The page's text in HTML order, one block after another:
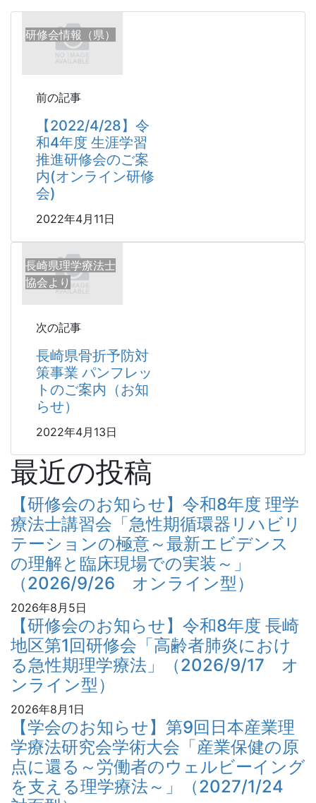
研修会情報（県）
前の記事
【2022/4/28】令
和4年度 生涯学習
推進研修会のご案
内(オンライン研修
会)
2022年4月11日
長崎県理学療法士
協会より
次の記事
長崎県骨折予防対
策事業 パンフレッ
トのご案内（お知
らせ）
2022年4月13日
最近の投稿
【研修会のお知らせ】令和8年度 理学
療法士講習会「急性期循環器リハビリ
テーションの極意～最新エビデンス
の理解と臨床現場での実装～」
（2026/9/26 オンライン型）
2026年8月5日
【研修会のお知らせ】令和8年度 長崎
地区第1回研修会「高齢者肺炎におけ
る急性期理学療法」（2026/9/17 オ
ンライン型）
2026年8月1日
【学会のお知らせ】第9回日本産業理
学療法研究会学術大会「産業保健の原
点に還る～労働者のウェルビーイング
を支える理学療法～」（2027/1/24